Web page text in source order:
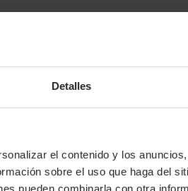
Detalles
el contenido y los
sobre el uso que haga del
pueden combinarla con otra